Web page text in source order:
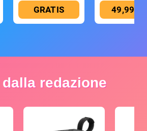
GRATIS 49,99 €
redazione